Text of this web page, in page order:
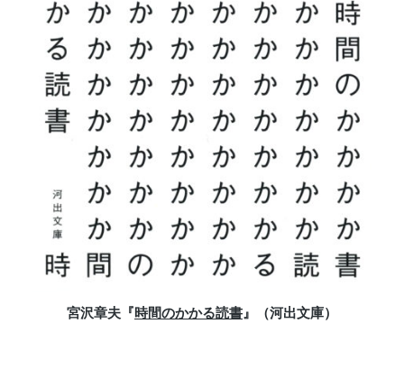
宮沢章夫『時間のかかる読書 』（河出文庫）